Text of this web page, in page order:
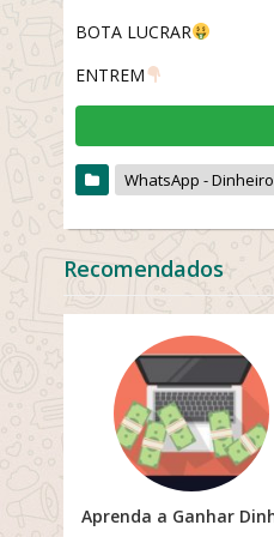
BOTA LUCRAR
ENTREM
WhatsApp - Dinheiro
Recomendados